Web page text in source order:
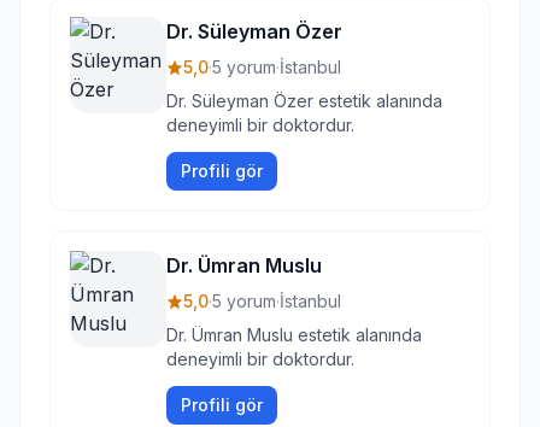
Dr. Süleyman Özer
5,0·5 yorum·İstanbul
Dr. Süleyman Özer estetik alanında
deneyimli bir doktordur.
Profili gör
Dr. Ümran Muslu
5,0·5 yorum·İstanbul
Dr. Ümran Muslu estetik alanında
deneyimli bir doktordur.
Profili gör